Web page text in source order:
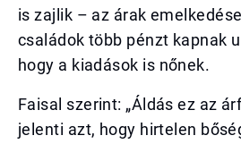
is zajlik – az árak
családok több pénzt kapnak
hogy a kiadások is nőnek.
Faisal szerint: „Áldás ez az
jelenti azt, hogy hirtelen